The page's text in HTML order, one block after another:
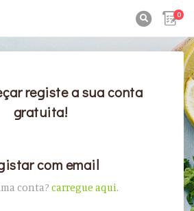
0
registe a sua conta
gratuita!
com email
conta? carregue aqui.